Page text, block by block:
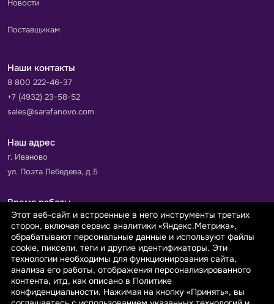
Новости
Поставщикам
Наши контакты
8 800 222-46-37
+7 (4932) 23-58-52
sales@sarafanovo.com
Наш адрес
г. Иваново
ул. Поэта Лебедева, д.5
Время работы
Пн-Пт с 9.00 до 18.00
Сб-Вс: выходной
Принимаем к оплате
Этот веб-сайт и встроенные в него инструменты третьих
сторон, включая сервис аналитики «Яндекс.Метрика»,
обрабатывают персональные данные и используют файлы
cookie, пиксели, теги и другие идентификаторы. Эти
технологии необходимы для функционирования сайта,
анализа его работы, отображения персонализированного
контента, итд, как описано в Политике
конфиденциальности. Нажимая на кнопку «Принять», вы